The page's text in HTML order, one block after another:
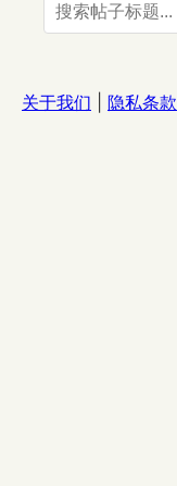
关于我们 隐私条款